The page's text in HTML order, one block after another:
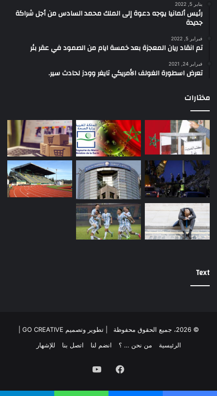
يناير 5, 2022
رئيس ألمانيا يوجه دعوة إلى الملك محمد السادس من أجل شراكة
جديدة
فبراير 5, 2022
تم انقاد ريان المعجزة بعد خمسة ايام من الصمود في عقر بئر
فبراير 24, 2021
تعرض اسطورة الغولف الأمريكي تايغر وودز لحادث سير.
مختارات
Text
© 2026، جميع الحقوق محفوظة | تطوير وتصميم GO CREATIVE
الرئيسية
من نحن … ؟ انضم لنا اتصل بنا للإشهار
فيسبوك